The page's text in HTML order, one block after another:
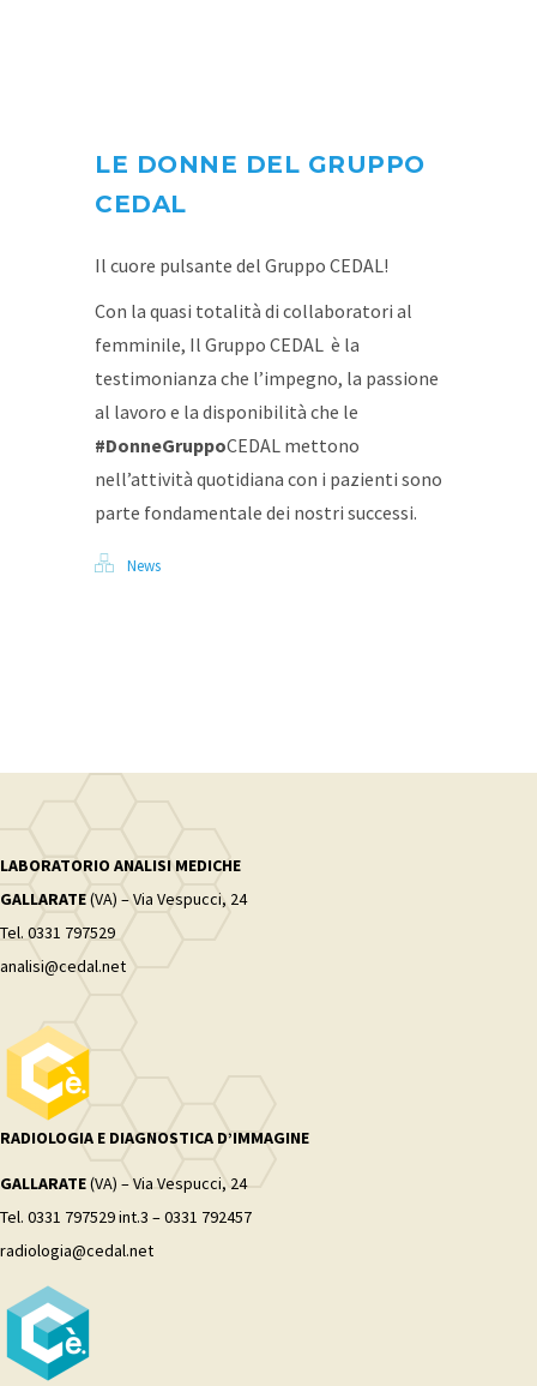
LE DONNE DEL GRUPPO
CEDAL
Il cuore pulsante del Gruppo CEDAL!
Con la quasi totalità di collaboratori al
femminile, Il Gruppo CEDAL è la
testimonianza che l’impegno, la passione
al lavoro e la disponibilità che le
#DonneGruppoCEDAL mettono
nell’attività quotidiana con i pazienti sono
parte fondamentale dei nostri successi.
News
LABORATORIO ANALISI MEDICHE
GALLARATE(VA) – Via Vespucci, 24
Tel. 0331 797529
analisi@cedal.net
RADIOLOGIA E DIAGNOSTICA D’IMMAGINE
GALLARATE(VA) – Via Vespucci, 24
Tel. 0331 797529 int.3 – 0331 792457
radiologia@cedal.net